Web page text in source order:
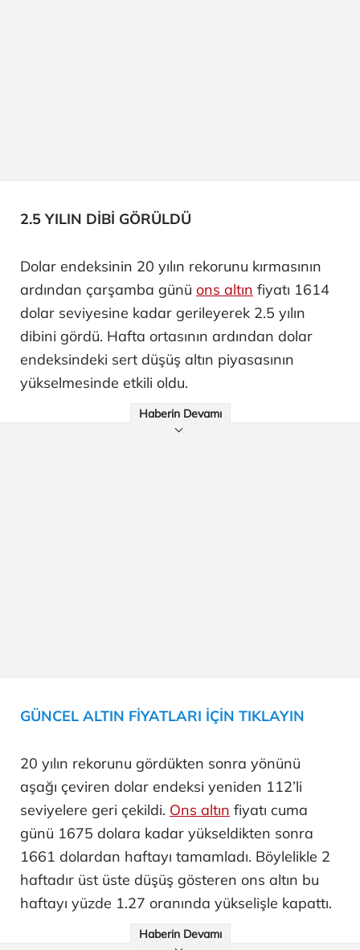
2.5 YILIN DİBİ GÖRÜLDÜ
Dolar endeksinin 20 yılın rekorunu kırmasının
ardından çarşamba günü ons altın fiyatı 1614
dolar seviyesine kadar gerileyerek 2.5 yılın
dibini gördü. Hafta ortasının ardından dolar
endeksindeki sert düşüş altın piyasasının
yükselmesinde etkili oldu.
Haberin Devamı
GÜNCEL ALTIN FİYATLARI İÇİN TIKLAYIN
20 yılın rekorunu gördükten sonra yönünü
aşağı çeviren dolar endeksi yeniden 112’li
seviyelere geri çekildi. Ons altın fiyatı cuma
günü 1675 dolara kadar yükseldikten sonra
1661 dolardan haftayı tamamladı. Böylelikle 2
haftadır üst üste düşüş gösteren ons altın bu
haftayı yüzde 1.27 oranında yükselişle kapattı.
Haberin Devamı